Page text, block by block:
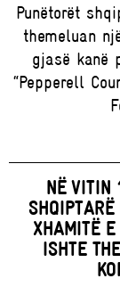
Punëtorët
themeluan
gjasë kanë
“Pepperell
NË VITIN
XHAMITË
ISHTE